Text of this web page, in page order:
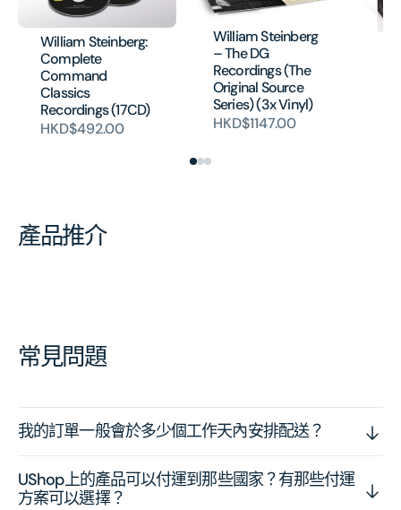
William Steinberg:
Complete
Command
Classics
Recordings (17CD)
HKD$492.00
William Steinberg
– The DG
Recordings (The
Original Source
Series) (3x Vinyl)
HKD$1147.00
產品推介
常見問題
我的訂單一般會於多少個工作天內安排配送？
UShop上的產品可以付運到那些國家？有那些付運
方案可以選擇？